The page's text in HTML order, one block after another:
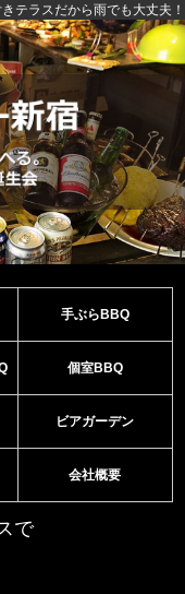
テラスだから雨でも大丈夫！
手ぶらBBQ
個室BBQ
ビアガーデン
会社概要
で